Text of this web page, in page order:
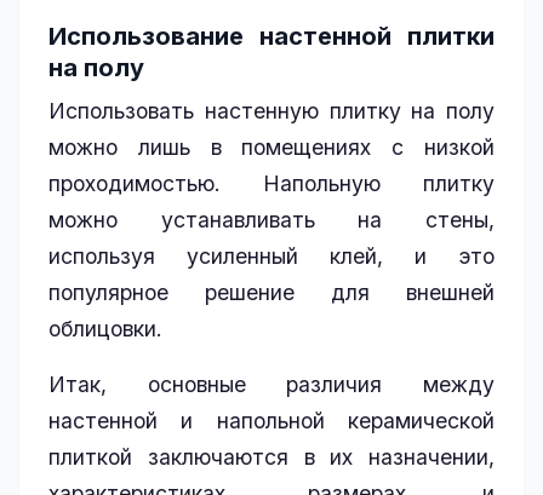
Использование настенной плитки
на полу
Использовать настенную плитку на полу
можно лишь в помещениях с низкой
проходимостью. Напольную плитку
можно устанавливать на стены,
используя усиленный клей, и это
популярное решение для внешней
облицовки.
Итак, основные различия между
настенной и напольной керамической
плиткой заключаются в их назначении,